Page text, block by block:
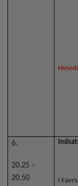
6.
20.25 –
20.50
I